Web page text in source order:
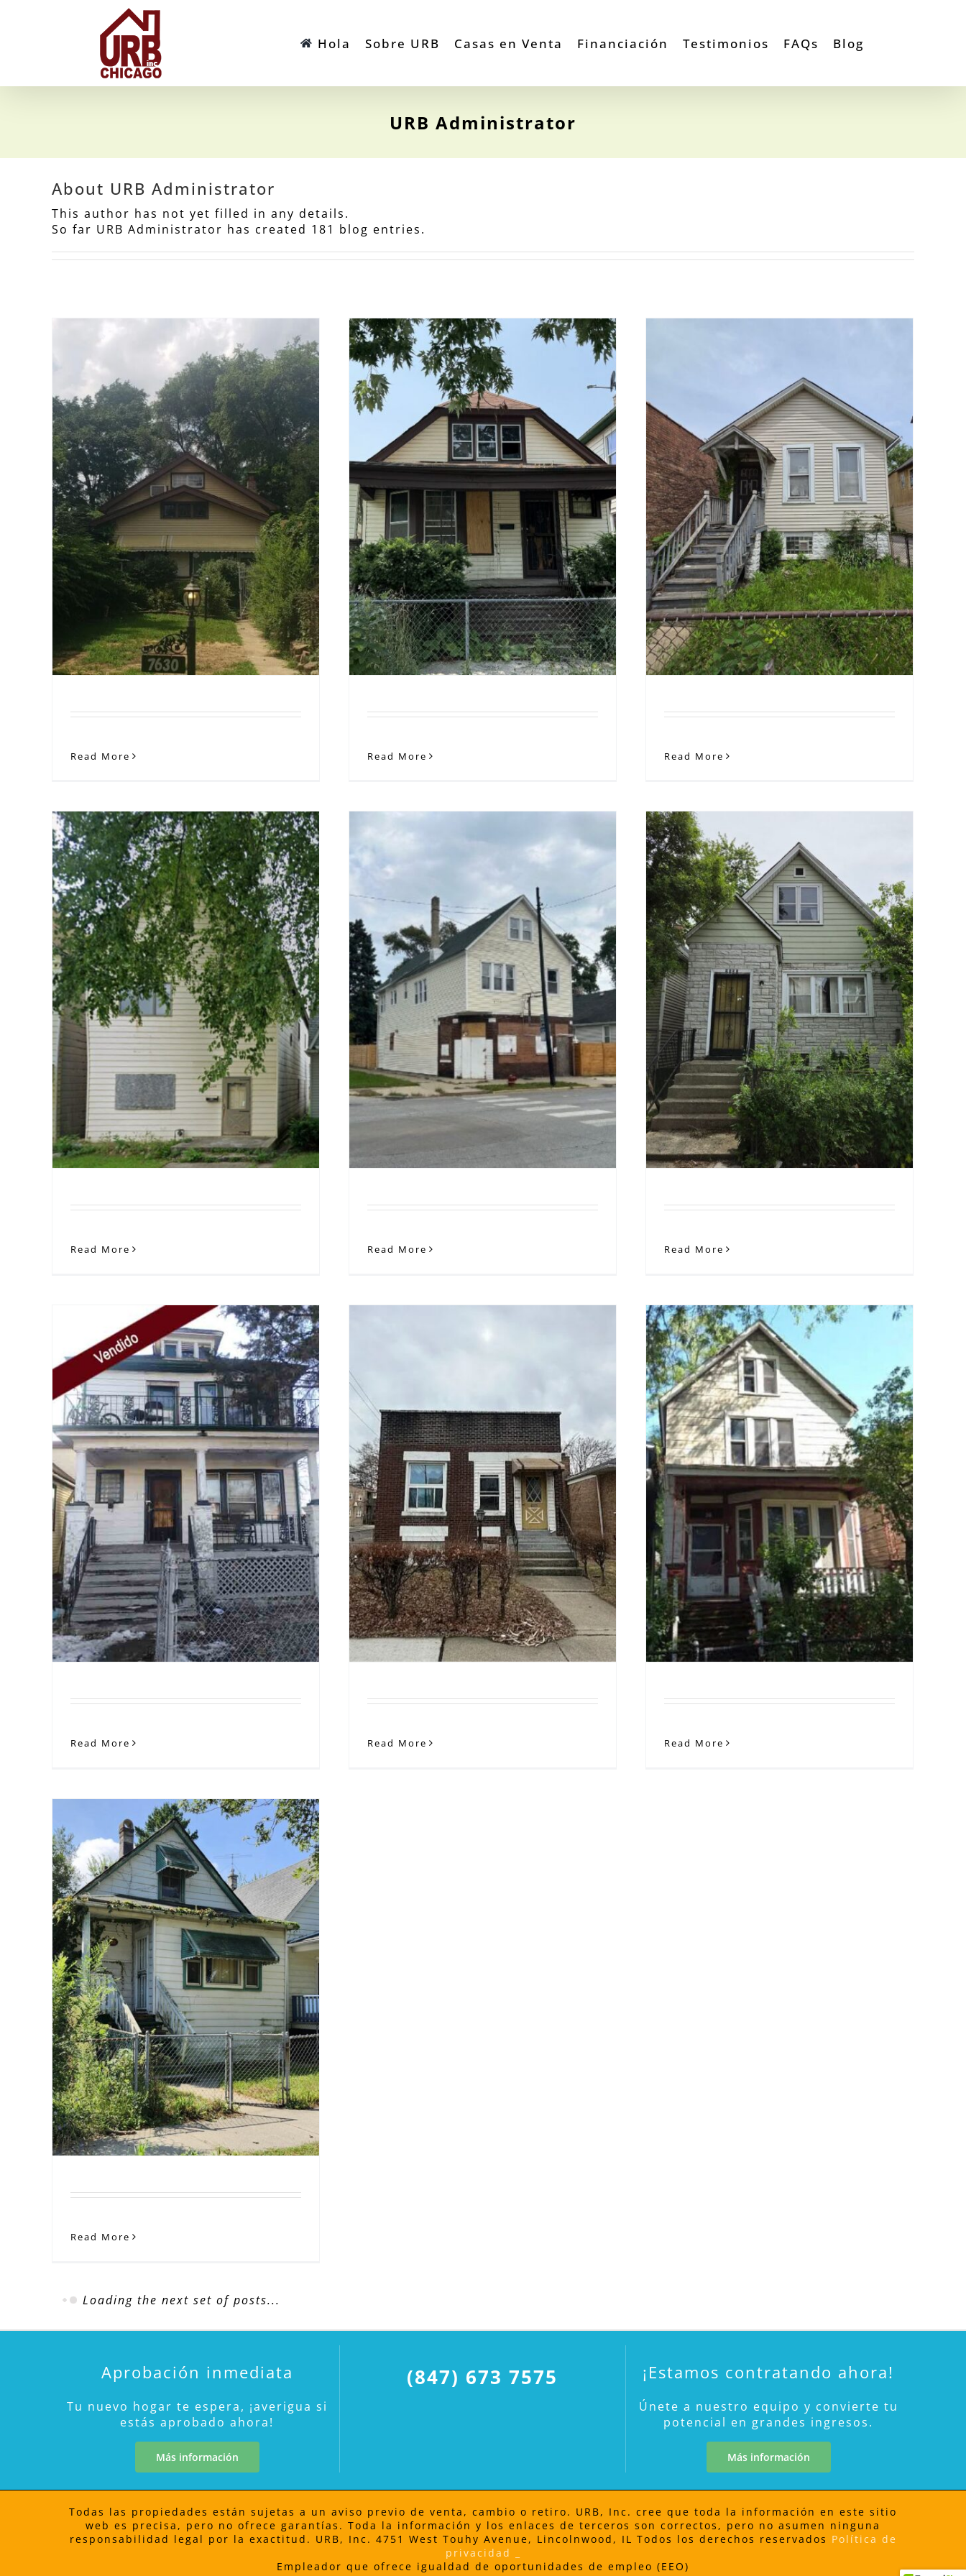
Hola Sobre URB Casas en Venta Financiación Testimonios FAQs Blog
URB Administrator
About URB Administrator
This author has not yet filled in any details.
So far URB Administrator has created 181 blog entries.
Read More
Oportunidad con Valor
Agregado – Casa de 1½ Pisos
Read More
Confort, Asequibilidad y
Potencial
Read More
Read More
Oportunidad de Uso Mixto
con Potencial de Valor
Agregado
Read More
Casa con Alto Potencial de
Rendimiento con Sótano y
Garaje
Read More
Read More
Oportunidad de Valor
Añadido con Tres
Dormitorios
Read More
Oportunidad: 2‑Flat de 6
Dormitorios
Read More
Read More
Loading the next set of posts...
Aprobación inmediata
Tu nuevo hogar te espera, ¡averigua si
estás aprobado ahora!
Más información
(847) 673 7575 ¡Estamos contratando ahora!
Únete a nuestro equipo y convierte tu
potencial en grandes ingresos.
Más información
Todas las propiedades están sujetas a un aviso previo de venta, cambio o retiro. URB, Inc. cree que toda la información en este sitio
web es precisa, pero no ofrece garantías. Toda la información y los enlaces de terceros son correctos, pero no asumen ninguna
responsabilidad legal por la exactitud. URB, Inc. 4751 West Touhy Avenue, Lincolnwood, IL Todos los derechos reservados Política de
privacidad
Empleador que ofrece igualdad de oportunidades de empleo (EEO)